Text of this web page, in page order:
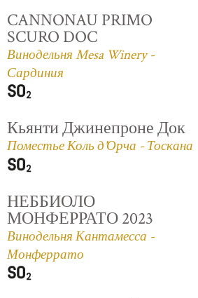
CANNONAU PRIMO
SCURO DOC
Винодельня Mesa Winery -
Сардиния
Кьянти Джинепроне Док
Поместье Коль д'Орча - Тоскана
НЕББИОЛО
МОНФЕРРАТО 2023
Винодельня Кантамесса -
Монферрато